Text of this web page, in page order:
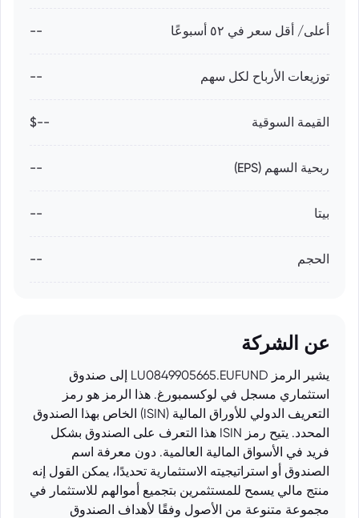
أعلى/ أقل سعر في ٥٢ أسبوعًا --
توزيعات الأرباح لكل سهم --
القيمة السوقية --$
ربحية السهم (EPS) --
بيتا --
الحجم --
عن الشركة
يشير الرمز LU0849905665.EUFUND إلى صندوق
استثماري مسجل في لوكسمبورغ. هذا الرمز هو رمز
التعريف الدولي للأوراق المالية (ISIN) الخاص بهذا الصندوق
المحدد. يتيح رمز ISIN هذا التعرف على الصندوق بشكل
فريد في الأسواق المالية العالمية. دون معرفة اسم
الصندوق أو استراتيجيته الاستثمارية تحديدًا، يمكن القول إنه
منتج مالي يسمح للمستثمرين بتجميع أموالهم للاستثمار في
مجموعة متنوعة من الأصول وفقًا لأهداف الصندوق